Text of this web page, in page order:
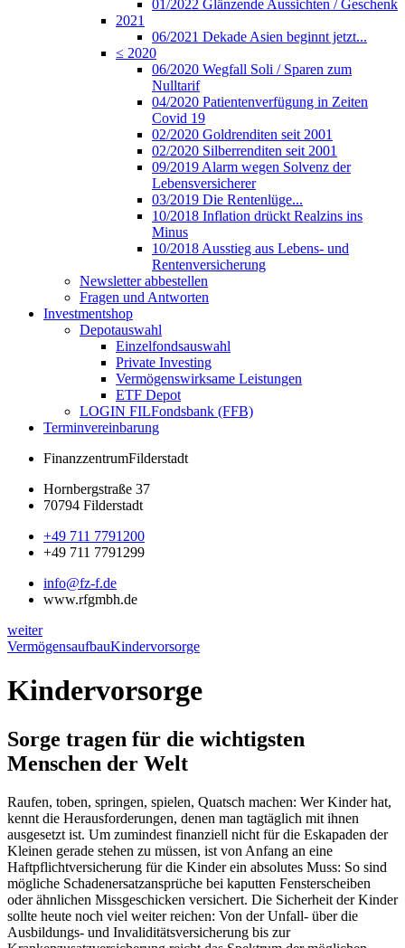
01/2022 Glänzende Aussichten / Geschenk
2021
06/2021 Dekade Asien beginnt jetzt...
≤ 2020
06/2020 Wegfall Soli / Sparen zum
Nulltarif
04/2020 Patientenverfügung in Zeiten
Covid 19
02/2020 Goldrenditen seit 2001
02/2020 Silberrenditen seit 2001
09/2019 Alarm wegen Solvenz der
Lebensversicherer
03/2019 Die Rentenlüge...
10/2018 Inflation drückt Realzins ins
Minus
10/2018 Ausstieg aus Lebens- und
Rentenversicherung
Newsletter abbestellen
Fragen und Antworten
Investmentshop
Depotauswahl
Einzelfondsauswahl
Private Investing
Vermögenswirksame Leistungen
ETF Depot
LOGIN FILFondsbank (FFB)
Terminvereinbarung
FinanzzentrumFilderstadt
Hornbergstraße 37
70794 Filderstadt
+49 711 7791200
+49 711 7791299
info@fz-f.de
www.rfgmbh.de
weiter
VermögensaufbauKindervorsorge
Kindervorsorge
Sorge tragen für die wichtigsten
Menschen der Welt
Raufen, toben, springen, spielen, Quatsch machen: Wer Kinder hat,
kennt die Herausforderungen, denen man tagtäglich mit ihnen
ausgesetzt ist. Um zumindest finanziell nicht für die Eskapaden der
Kleinen gerade stehen zu müssen, ist von Anfang an eine
Haftpflichtversicherung für die Kinder ein absolutes Muss: So sind
mögliche Schadenersatzansprüche bei kaputten Fensterscheiben
oder ähnlichen Missgeschicken versichert. Die Sicherheit der Kinder
sollte heute noch viel weiter reichen: Von der Unfall- über die
Ausbildungs- und Invaliditätsversicherung bis zur